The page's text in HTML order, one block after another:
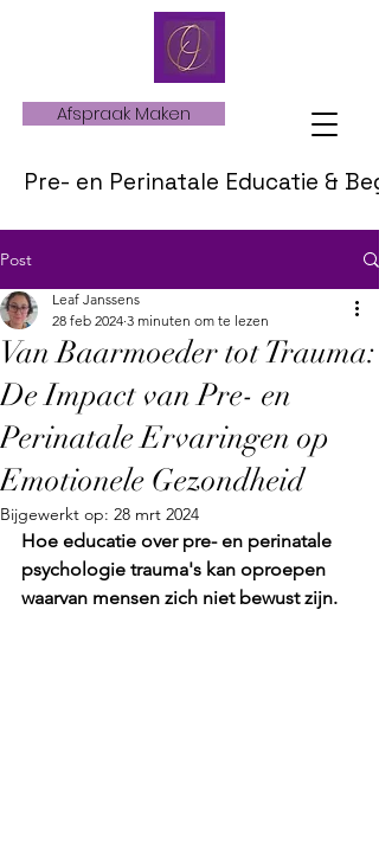
Afspraak Maken
Pre- en Perinatale Educatie &
Post
Van Baarmoeder tot Trauma:
De Impact van Pre- en
Perinatale Ervaringen op
Emotionele Gezondheid
Leaf Janssens
28 feb 2024 3 minuten om te lezen
Bijgewerkt op: 28 mrt 2024
Hoe educatie over pre- en perinatale
psychologie trauma's kan oproepen
waarvan mensen zich niet bewust zijn.